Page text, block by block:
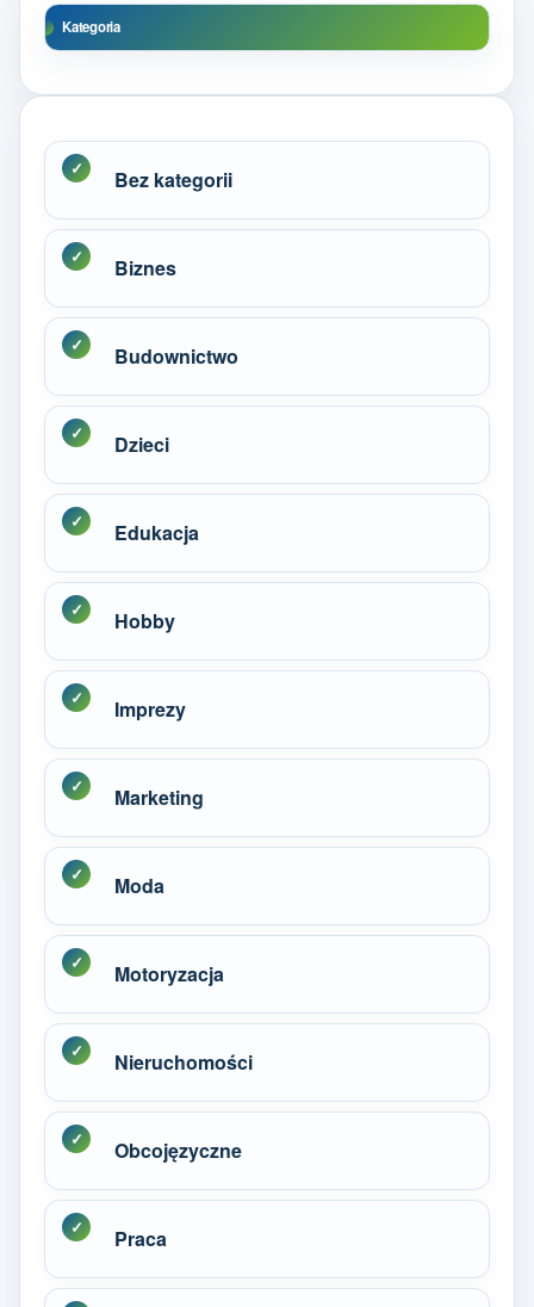
Kategoria
Bez kategorii
Biznes
Budownictwo
Dzieci
Edukacja
Hobby
Imprezy
Marketing
Moda
Motoryzacja
Nieruchomości
Obcojęzyczne
Praca